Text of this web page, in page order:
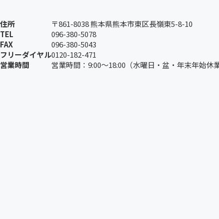
住所
〒861-8038 熊本県熊本市東区長嶺東5-8-10
TEL
096-380-5078
FAX
096-380-5043
フリーダイヤル0120-182-471
営業時間
営業時間：9:00〜18:00（水曜日・盆・年末年始休